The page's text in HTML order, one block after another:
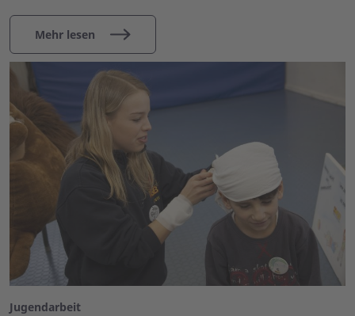
Mehr lesen
Jugendarbeit